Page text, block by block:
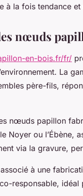
à la fois tendance
nœuds
en-bois.fr/fr/
La
père-fils,
nœuds papillon
Noyer ou l’Ébène,
via la gravure,
à une
responsable,